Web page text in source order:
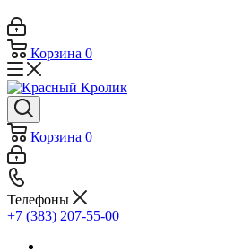
Корзина 0
Корзина 0
Телефоны
+7 (383) 207-55-00